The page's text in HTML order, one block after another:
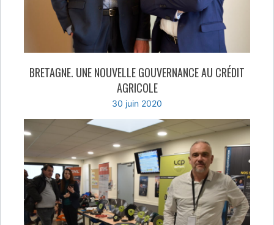
BRETAGNE. UNE NOUVELLE GOUVERNANCE AU CRÉDIT
AGRICOLE
30 juin 2020